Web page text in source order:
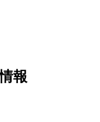
報